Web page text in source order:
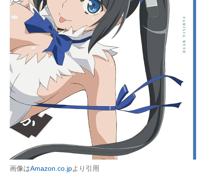
画像はAmazon.co.jpより引用